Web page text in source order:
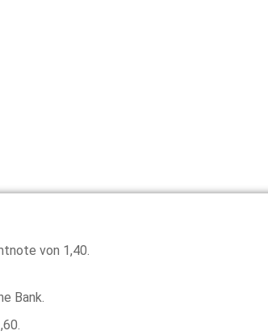
von 1,40.
Bank.